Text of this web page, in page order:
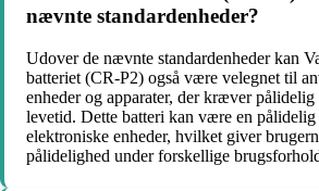
nævnte standardenheder?
Udover de nævnte standardenheder kan
batteriet (CR-P2) også være velegnet til
enheder og apparater, der kræver
levetid. Dette batteri kan være en
elektroniske enheder, hvilket giver
pålidelighed under forskellige